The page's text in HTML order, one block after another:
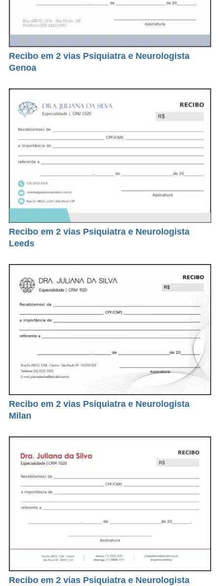
Recibo em 2 vias Psiquiatra e Neurologista
Genoa
Recibo em 2 vias Psiquiatra e Neurologista
Leeds
Recibo em 2 vias Psiquiatra e Neurologista
Milan
Recibo em 2 vias Psiquiatra e Neurologista